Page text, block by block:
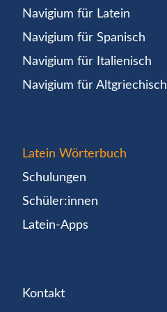
Navigium für Latein
Navigium für Spanisch
Navigium für Italienisch
Navigium für Altgriechisch
Latein Wörterbuch
Schulungen
Schüler:innen
Latein-Apps
Kontakt